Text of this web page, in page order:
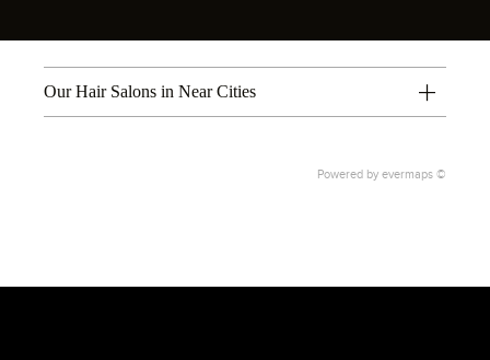
Our Hair Salons in Near Cities
Powered by evermaps ©